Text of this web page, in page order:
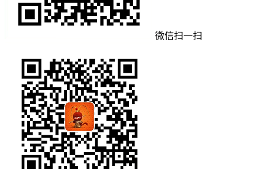
微信扫一扫